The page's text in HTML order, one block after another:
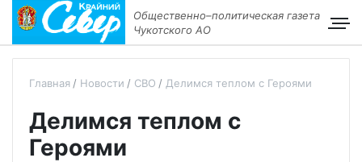
Общественно–политическая газета
Чукотского АО
Главная Новости СВО Делимся теплом с Героями
Делимся теплом с
Героями